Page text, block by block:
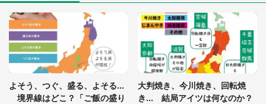
「ゾワゾワする」「本当に気持ち悪い」 道端でバ
グっちゃってた〝野生の野菜〟に6.5万人戦慄
座布団だろ」「食パンの耳」と1.4万人困惑
よそう、つぐ、盛る、よそる...
境界線はどこ？「ご飯の盛り
大判焼き、今川焼き、回転焼
き... 結局アイツは何なのか？